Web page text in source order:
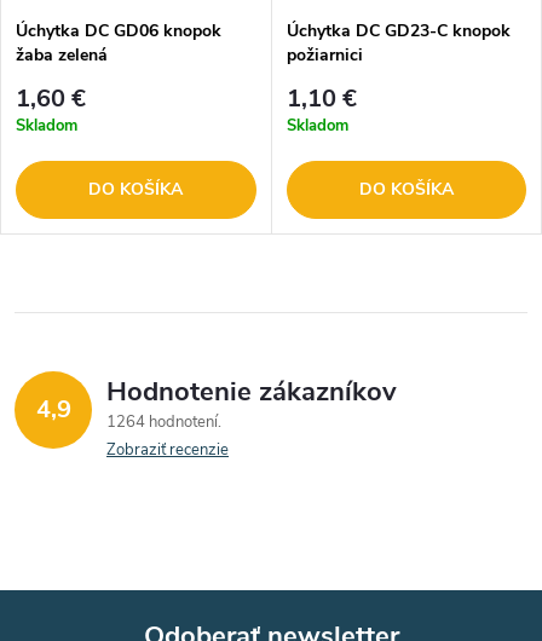
Úchytka DC GD06 knopok
žaba zelená
1,60 €
Skladom
DO KOŠÍKA
Úchytka DC GD23-C knopok
požiarnici
1,10 €
Skladom
DO KOŠÍKA
4,9 Hodnotenie zákazníkov
1264 hodnotení
Zobraziť recenzie